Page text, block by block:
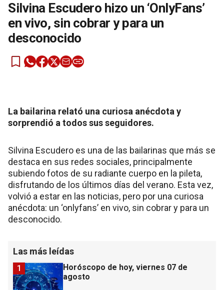
Silvina Escudero hizo un ‘OnlyFans’
en vivo, sin cobrar y para un
desconocido
La bailarina relató una curiosa anécdota y
sorprendió a todos sus seguidores.
Silvina Escudero es una de las bailarinas que más se
destaca en sus redes sociales, principalmente
subiendo fotos de su radiante cuerpo en la pileta,
disfrutando de los últimos días del verano. Esta vez,
volvió a estar en las noticias, pero por una curiosa
anécdota: un ‘onlyfans’ en vivo, sin cobrar y para un
desconocido.
Las más leídas
Horóscopo de hoy, viernes 07 de
agosto
1